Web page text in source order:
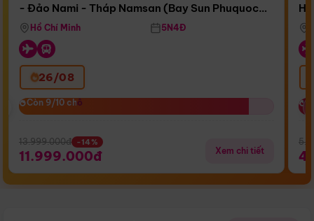
Bay Sun Phuquoc Airways
- Đảo Nami - Tháp Namsan (Bay Sun Phuquoc
Airways)
Hồ Chí Minh 5N4Đ
26/08
Còn 9/10 chỗ
Còn 9/10 chỗ
13.999.000đ -14%
11.999.000đ Xem chi tiết